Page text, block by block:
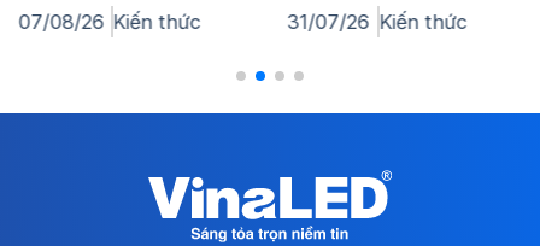
07/08/26 Kiến thức
tốt nhất
31/07/26 Kiến thức